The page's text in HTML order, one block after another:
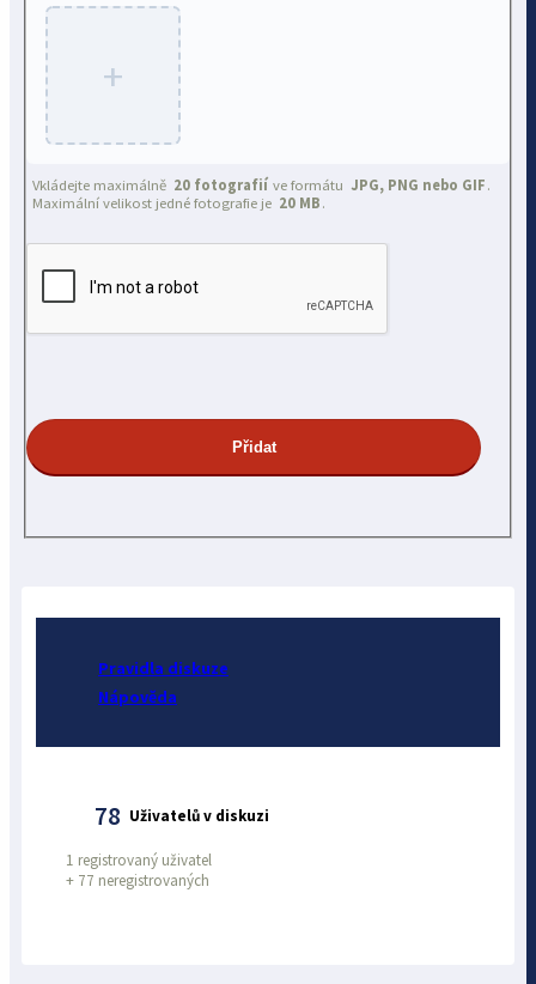
+
Vkládejte maximálně 20 fotografií ve formátu JPG, PNG nebo GIF .
Maximální velikost jedné fotografie je 20 MB .
Pravidla diskuze
Nápověda
78 Uživatelů v diskuzi
1 registrovaný uživatel
+ 77 neregistrovaných